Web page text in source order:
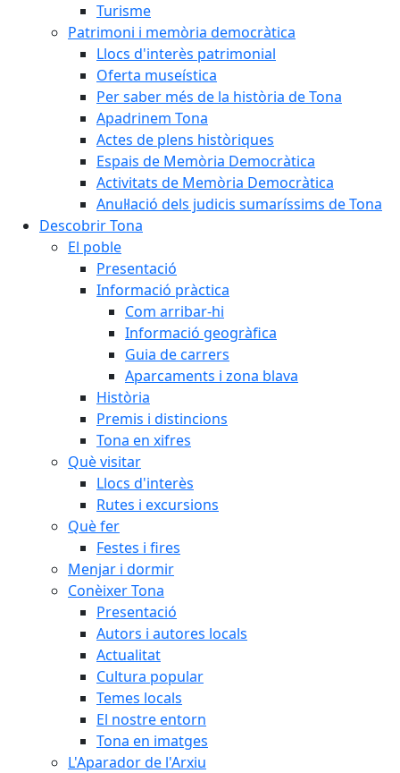
Turisme
Patrimoni i memòria democràtica
Llocs d'interès patrimonial
Oferta museística
Per saber més de la història de Tona
Apadrinem Tona
Actes de plens històriques
Espais de Memòria Democràtica
Activitats de Memòria Democràtica
Anul·lació dels judicis sumaríssims de Tona
Descobrir Tona
El poble
Presentació
Informació pràctica
Com arribar-hi
Informació geogràfica
Guia de carrers
Aparcaments i zona blava
Història
Premis i distincions
Tona en xifres
Què visitar
Llocs d'interès
Rutes i excursions
Què fer
Festes i fires
Menjar i dormir
Conèixer Tona
Presentació
Autors i autores locals
Actualitat
Cultura popular
Temes locals
El nostre entorn
Tona en imatges
L'Aparador de l'Arxiu